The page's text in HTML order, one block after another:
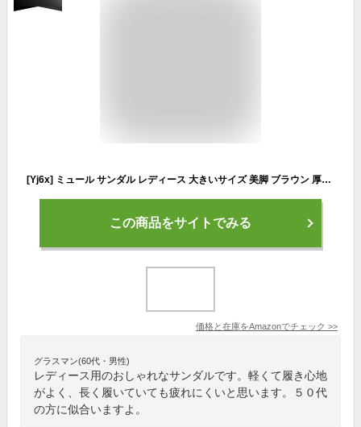
[Yj6x] ミュール サンダル レディース 大きいサイズ 美脚 ブラウン 厚底 ウェッジソール カジュアル 疲れない 23.5cm ナースサンダル オープントゥ ローヒール かかとなし 軽い 滑り止め コンフォート スリッパ シンプル 春夏 20代 30代 40代 50代
この商品をサイトでみる
価格と在庫をAmazonでチェック >>
グラスマン(60代・男性)
レディース用のおしゃれなサンダルです。軽くて履き心地
がよく、長く履いていても疲れにくいと思います。５０代
の方に似合いますよ。